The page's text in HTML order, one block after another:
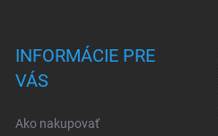
INFORMÁCIE PRE
VÁS
Ako nakupovať